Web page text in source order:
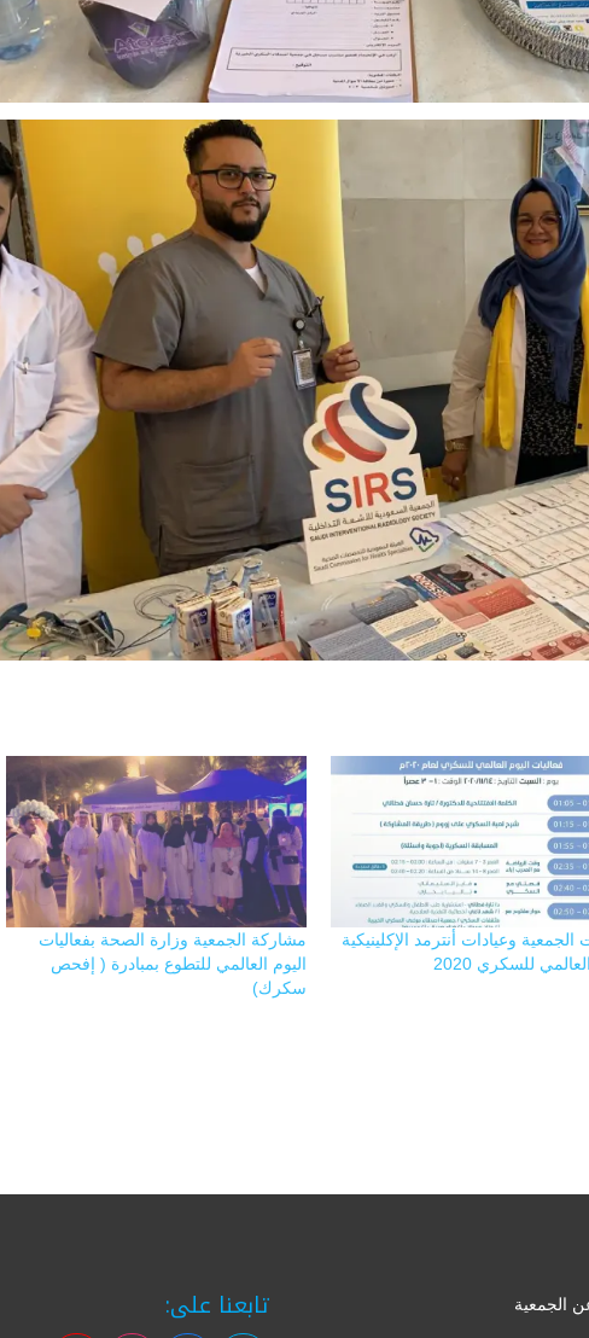
الجمعية وعيادات أنترمد الإكلينيكية
للسكري 2020
مشاركة الجمعية وزارة الصحة بفعاليات
اليوم العالمي للتطوع بمبادرة ( إفحص
سكرك)
الجمعية تابعنا على: